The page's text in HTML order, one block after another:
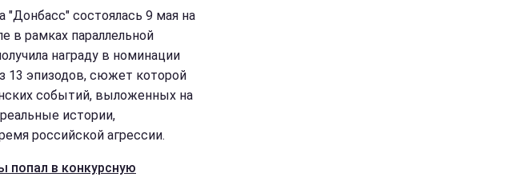
состоялась 9 мая на
в рамках параллельной
награду в номинации
13 эпизодов, сюжет которой
событий, выложенных на
истории,
российской агрессии.
попал в конкурсную